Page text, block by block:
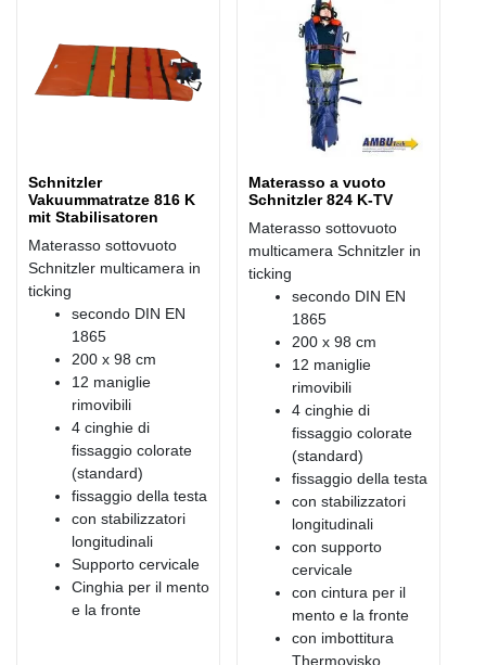
Schnitzler
Vakuummatratze 816 K
mit Stabilisatoren
Materasso sottovuoto
Schnitzler multicamera in
ticking
secondo DIN EN
1865
200 x 98 cm
12 maniglie
rimovibili
4 cinghie di
fissaggio colorate
(standard)
fissaggio della testa
con stabilizzatori
longitudinali
Supporto cervicale
Cinghia per il mento
e la fronte
Materasso a vuoto
Schnitzler 824 K-TV
Materasso sottovuoto
multicamera Schnitzler in
ticking
secondo DIN EN
1865
200 x 98 cm
12 maniglie
rimovibili
4 cinghie di
fissaggio colorate
(standard)
fissaggio della testa
con stabilizzatori
longitudinali
con supporto
cervicale
con cintura per il
mento e la fronte
con imbottitura
Thermovisko